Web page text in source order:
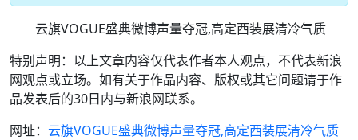
云旗VOGUE盛典微博声量夺冠,高定西装展清冷气质
特别声明：以上文章内容仅代表作者本人观点，不代表新浪
网观点或立场。如有关于作品内容、版权或其它问题请于作
品发表后的30日内与新浪网联系。
网址： 云旗VOGUE盛典微博声量夺冠,高定西装展清冷气质